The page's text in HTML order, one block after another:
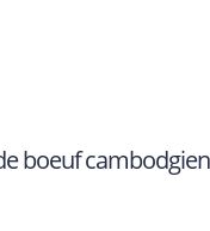
boeuf